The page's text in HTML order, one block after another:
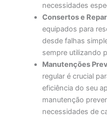
necessidades
Consertos e
equipados para
desde falhas
sempre utilizando
Manutenções
regular é crucial
eficiência do seu
manutenção
necessidades de